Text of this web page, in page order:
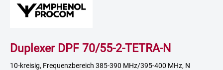
Duplexer DPF 70/55-2-TETRA-N
10-kreisig, Frequenzbereich 385-390 MHz/395-400 MHz, N